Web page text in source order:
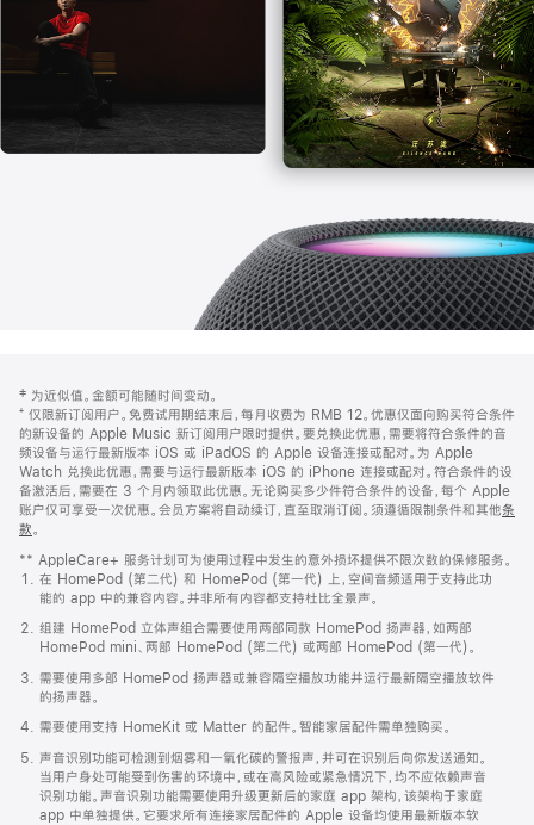
页
页
脚
注
‡ 为近似值。金额可能随时间变动。
⁺ 仅限新订阅用户。免费试用期结束后，每月收费为 RMB 12。优惠仅面向购买符合条件
的新设备的 Apple Music 新订阅用户限时提供。要兑换此优惠，需要将符合条件的音
频设备与运行最新版本 iOS 或 iPadOS 的 Apple 设备连接或配对。为 Apple
Watch 兑换此优惠，需要与运行最新版本 iOS 的 iPhone 连接或配对。符合条件的设
备激活后，需要在 3 个月内领取此优惠。无论购买多少件符合条件的设备，每个 Apple
账户仅可享受一次优惠。会员方案将自动续订，直至取消订阅。须遵循限制条件和其他条
款。
窗
口
中
打
开)
** AppleCare+ 服务计划可为使用过程中发生的意外损坏提供不限次数的保修服务。
在 HomePod (第二代) 和 HomePod (第一代) 上，空间音频适用于支持此功
能的 app 中的兼容内容。并非所有内容都支持杜比全景声。
组建 HomePod 立体声组合需要使用两部同款 HomePod 扬声器，如两部
HomePod mini、两部 HomePod (第二代) 或两部 HomePod (第一代)。
需要使用多部 HomePod 扬声器或兼容隔空播放功能并运行最新隔空播放软件
的扬声器。
需要使用支持 HomeKit 或 Matter 的配件。智能家居配件需单独购买。
声音识别功能可检测到烟雾和一氧化碳的警报声，并可在识别后向你发送通知。
当用户身处可能受到伤害的环境中，或在高风险或紧急情况下，均不应依赖声音
识别功能。声音识别功能需要使用升级更新后的家庭 app 架构，该架构于家庭
app 中单独提供。它要求所有连接家居配件的 Apple 设备均使用最新版本软